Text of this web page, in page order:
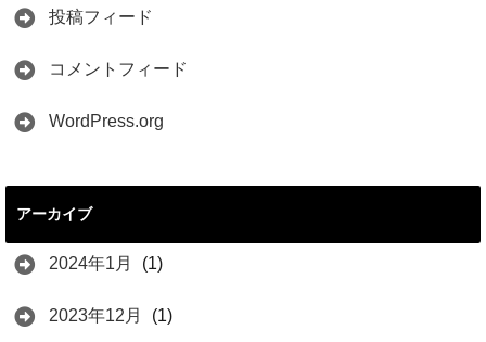
投稿フィード
コメントフィード
WordPress.org
アーカイブ
2024年1月 (1)
2023年12月 (1)